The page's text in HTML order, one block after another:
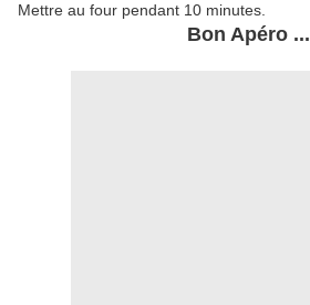
Mettre au four pendant 10 minutes.
Bon Apéro ...